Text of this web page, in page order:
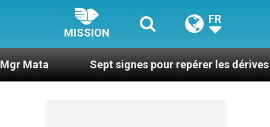
MISSION
FR
Sept signes pour repérer les dérives sectaires